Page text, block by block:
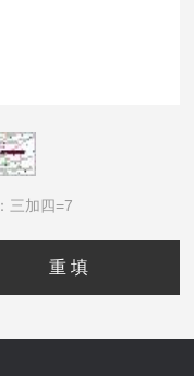
三加四=7